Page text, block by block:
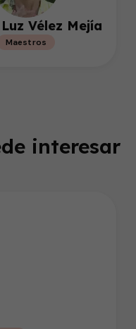
Vélez Mejía
Maestros
interesar